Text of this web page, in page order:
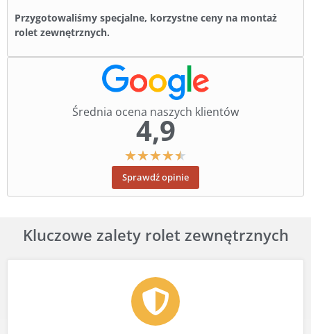
Przygotowaliśmy specjalne, korzystne ceny na montaż
rolet zewnętrznych.
Średnia ocena naszych klientów
4,9
★★★★★
Sprawdź opinie
Kluczowe zalety rolet zewnętrznych